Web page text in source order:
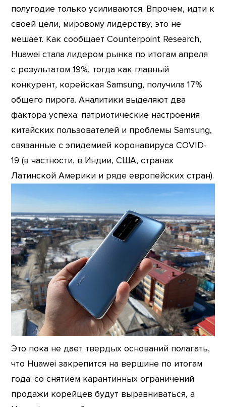
полугодие только усиливаются. Впрочем, идти к
своей цели, мировому лидерству, это не
мешает. Как сообщает Counterpoint Research,
Huawei стала лидером рынка по итогам апреля
с результатом 19%, тогда как главный
конкурент, корейская Samsung, получила 17%
общего пирога. Аналитики выделяют два
фактора успеха: патриотические настроения
китайских пользователей и проблемы Samsung,
связанные с эпидемией коронавируса COVID-
19 (в частности, в Индии, США, странах
Латинской Америки и ряде европейских стран).
Это пока не дает твердых оснований полагать,
что Huawei закрепится на вершине по итогам
года: со снятием карантинных ограничений
продажи корейцев будут выравниваться, а